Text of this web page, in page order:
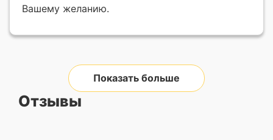
Вашему желанию.
Показать больше
Отзывы